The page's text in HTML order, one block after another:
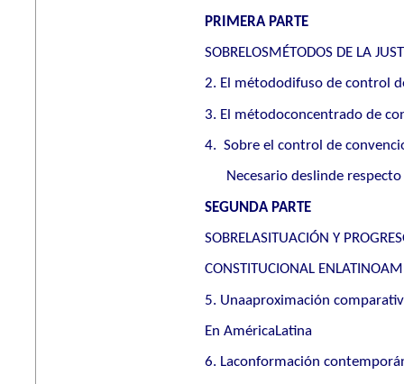
PRIMERA PARTE
SOBRELOSMÉTODOS DE LA
2. El métododifuso de control
3. El métodoconcentrado de
4. Sobre el control de
Necesario deslinde
SEGUNDA PARTE
SOBRELASITUACIÓN Y
CONSTITUCIONAL
5. Unaaproximación
En AméricaLatina
6. Laconformación